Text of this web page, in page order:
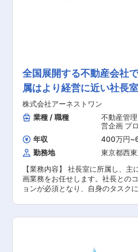
もに、 柔軟なアプローチによる開発に取り組んで
います。 ◎ホテルリゾート事業では、美しい日本
を再発見することで観光需要を喚起し、 地
多彩なホテルおよびリゾート施設を
ています。 ◎シニア事業では、高齢者の自立を支
援し、家族や社会との絆を深める
する、 有料老人ホームを開発・
全国展開する不動産会社
属はより経営に近い社長室
株式会社アーネストワン
業種 / 職種
不動産管
営企画 プ
施設・そ
年収 400万円~
勤務地
東京都西
【業務内容】 社長室に所属し、主
画業務をお任せします。社長との
ョンが必須となり、自身のタスク
や合意書等のドラフト作成 ■書類
り纏め ■議事録作成 ■予実管理 ■